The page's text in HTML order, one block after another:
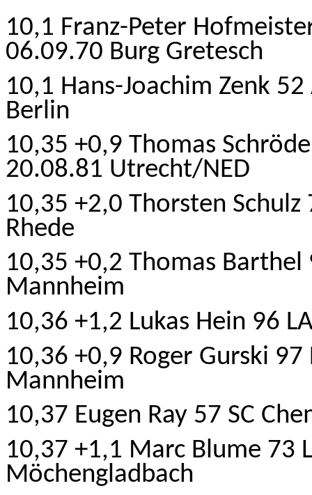
10,1 Franz-Peter
06.09.70 Burg Gretesch
10,1 Hans-Joachim Zenk
Berlin
10,35 +0,9 Thomas
20.08.81 Utrecht/NED
10,35 +2,0 Thorsten
Rhede
10,35 +0,2 Thomas
Mannheim
10,36 +1,2 Lukas Hein 96
10,36 +0,9 Roger Gurski
Mannheim
10,37 Eugen Ray 57 SC
10,37 +1,1 Marc Blume 73
Möchengladbach